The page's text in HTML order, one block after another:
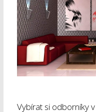
Vybírat si odborníky